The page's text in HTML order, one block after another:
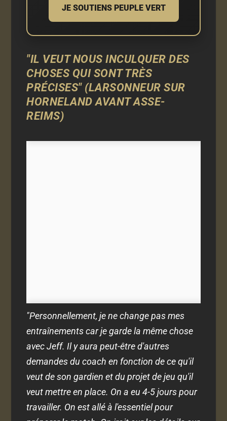
JE SOUTIENS PEUPLE VERT
"IL VEUT NOUS INCULQUER DES
CHOSES QUI SONT TRÈS
PRÉCISES" (LARSONNEUR SUR
HORNELAND AVANT ASSE-
REIMS)
"Personnellement, je ne change pas mes
entraînements car je garde la même chose
avec Jeff. Il y aura peut-être d'autres
demandes du coach en fonction de ce qu'il
veut de son gardien et du projet de jeu qu'il
veut mettre en place. On a eu 4-5 jours pour
travailler. On est allé à l'essentiel pour